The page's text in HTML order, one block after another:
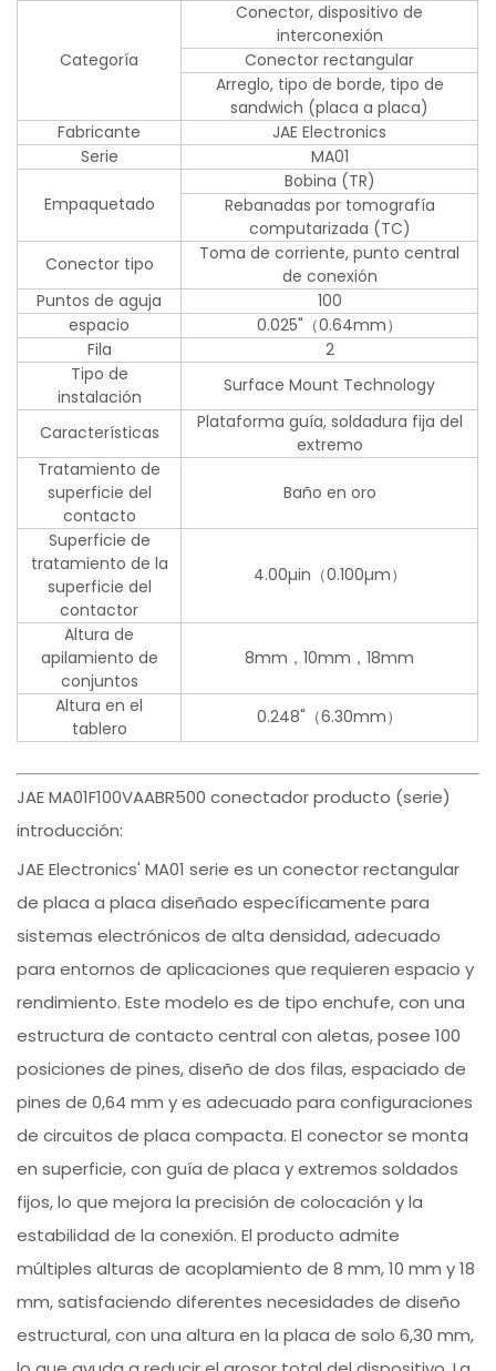
Categoría
Conector, dispositivo de
interconexión
Conector rectangular
Arreglo, tipo de borde, tipo de
sandwich (placa a placa)
Fabricante
JAE Electronics
Serie
MA01
Empaquetado
Bobina (TR)
Rebanadas por tomografía
computarizada (TC)
Conector tipo
Toma de corriente, punto central
de conexión
Puntos de aguja
100
espacio
0.025"（0.64mm）
Fila
2
Tipo de
instalación
Surface Mount Technology
Características
Plataforma guía, soldadura fija del
extremo
Tratamiento de
superficie del
contacto
Baño en oro
Superficie de
tratamiento de la
superficie del
contactor
4.00µin（0.100µm）
Altura de
apilamiento de
conjuntos
8mm，10mm，18mm
Altura en el
tablero
0.248"（6.30mm）
JAE MA01F100VAABR500 conectador producto (serie)
introducción:
JAE Electronics' MA01 serie es un conector rectangular
de placa a placa diseñado específicamente para
sistemas electrónicos de alta densidad, adecuado
para entornos de aplicaciones que requieren espacio y
rendimiento. Este modelo es de tipo enchufe, con una
estructura de contacto central con aletas, posee 100
posiciones de pines, diseño de dos filas, espaciado de
pines de 0,64 mm y es adecuado para configuraciones
de circuitos de placa compacta. El conector se monta
en superficie, con guía de placa y extremos soldados
fijos, lo que mejora la precisión de colocación y la
estabilidad de la conexión. El producto admite
múltiples alturas de acoplamiento de 8 mm, 10 mm y 18
mm, satisfaciendo diferentes necesidades de diseño
estructural, con una altura en la placa de solo 6,30 mm,